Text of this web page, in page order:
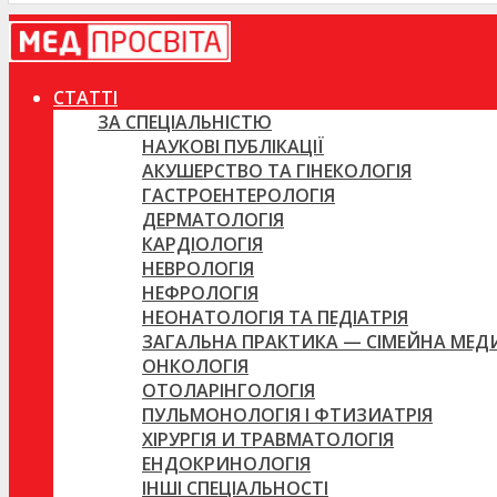
СТАТТІ
ЗА СПЕЦІАЛЬНІСТЮ
НАУКОВІ ПУБЛІКАЦІЇ
АКУШЕРСТВО ТА ГІНЕКОЛОГІЯ
ГАСТРОЕНТЕРОЛОГІЯ
ДЕРМАТОЛОГІЯ
КАРДІОЛОГІЯ
НЕВРОЛОГІЯ
НЕФРОЛОГІЯ
НЕОНАТОЛОГІЯ ТА ПЕДІАТРІЯ
ЗАГАЛЬНА ПРАКТИКА — СІМЕЙНА
ОНКОЛОГІЯ
ОТОЛАРІНГОЛОГІЯ
ПУЛЬМОНОЛОГІЯ І ФТИЗИАТРІЯ
ХІРУРГІЯ И ТРАВМАТОЛОГІЯ
ЕНДОКРИНОЛОГІЯ
ІНШІ СПЕЦІАЛЬНОСТІ